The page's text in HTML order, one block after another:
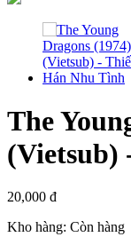
The
(Vietsub)
20,000 đ
Kho hàng: Còn hàng